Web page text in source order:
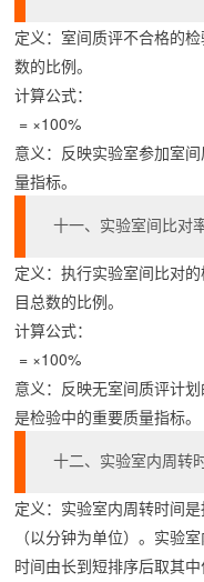
定义：室间质评不合格的
数的比例。
计算公式：
= ×100%
意义：反映实验室参加室
量指标。
十一、实验室间比对
定义：执行实验室间比对
目总数的比例。
计算公式：
= ×100%
意义：反映无室间质评计
是检验中的重要质量指标。
十二、实验室内周转
定义：实验室内周转时间
（以分钟为单位）。实验
时间由长到短排序后取其中